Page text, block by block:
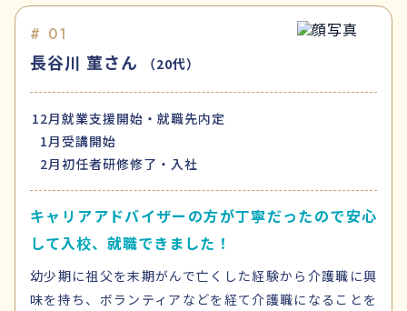
# 01
長谷川 菫さん （20代）
12月就業支援開始・就職先内定
1月 受講開始
2月初任者研修修了・入社
キャリアアドバイザーの方が丁寧だったので安心
して入校、就職できました！
幼少期に祖父を末期がんで亡くした経験から介護職に興
味を持ち、ボランティアなどを経て介護職になることを